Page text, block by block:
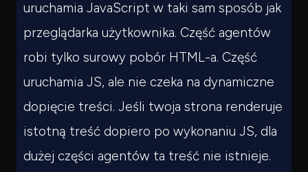
uruchamia JavaScript w taki sam sposób jak
przeglądarka użytkownika. Część agentów
robi tylko surowy pobór HTML-a. Część
uruchamia JS, ale nie czeka na dynamiczne
dopięcie treści. Jeśli twoja strona renderuje
istotną treść dopiero po wykonaniu JS, dla
dużej części agentów ta treść nie istnieje.